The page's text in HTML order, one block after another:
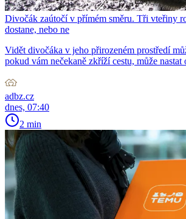
Divočák zaútočí v přímém směru. Tři vteřiny
dostane, nebo ne
Vidět divočáka v jeho přirozeném prostředí
pokud vám nečekaně zkříží cestu, může nastat
adbz.cz
dnes, 07:40
2 min